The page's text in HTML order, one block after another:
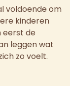
voldoende om
kinderen
eerst de
leggen wat
zo voelt.